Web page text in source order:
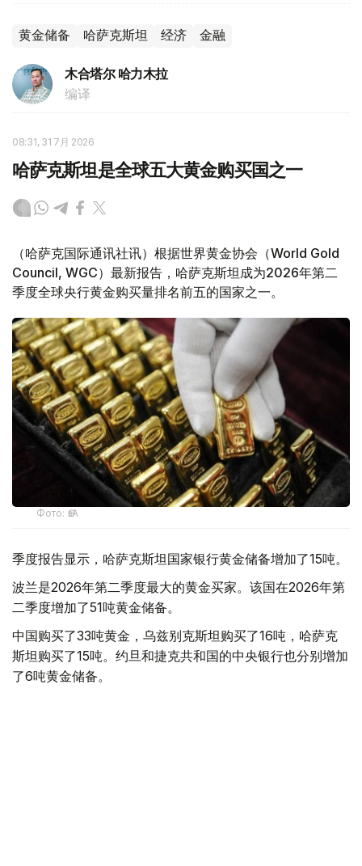
黄金储备 哈萨克斯坦 经济 金融
木合塔尔 哈力木拉
编译
08:31, 31 7月 2026
哈萨克斯坦是全球五大黄金购买国之一
（哈萨克国际通讯社讯）根据世界黄金协会（World Gold
Council, WGC）最新报告，哈萨克斯坦成为2026年第二
季度全球央行黄金购买量排名前五的国家之一。
Фото: ӨзА
季度报告显示，哈萨克斯坦国家银行黄金储备增加了15吨。
波兰是2026年第二季度最大的黄金买家。该国在2026年第
二季度增加了51吨黄金储备。
中国购买了33吨黄金，乌兹别克斯坦购买了16吨，哈萨克
斯坦购买了15吨。约旦和捷克共和国的中央银行也分别增加
了6吨黄金储备。